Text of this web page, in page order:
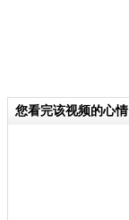
您看完该视频的心情